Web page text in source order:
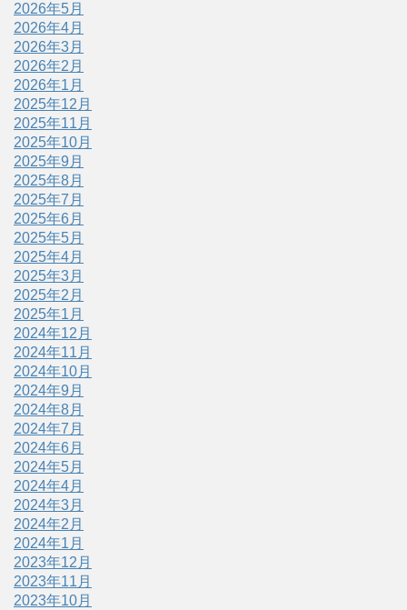
2026年5月
2026年4月
2026年3月
2026年2月
2026年1月
2025年12月
2025年11月
2025年10月
2025年9月
2025年8月
2025年7月
2025年6月
2025年5月
2025年4月
2025年3月
2025年2月
2025年1月
2024年12月
2024年11月
2024年10月
2024年9月
2024年8月
2024年7月
2024年6月
2024年5月
2024年4月
2024年3月
2024年2月
2024年1月
2023年12月
2023年11月
2023年10月